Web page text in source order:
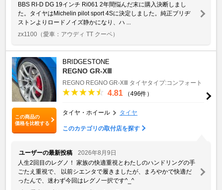
BBS RI-D DG 19インチ Ri061 2年間悩んだ末に購入決断しまし
た。タイヤはMichelin pilot sport 4Sに決定しました。純正ブリヂ
ストンよりロードノイズ静かになり、ハ ...
zx1100 （愛車：アウディ TT クーペ）
この商品の
価格を比較する
BRIDGESTONE
REGNO GR-XⅢ
REGNO REGNO GR-XⅢ タイヤタイプ:コンフォート
4.81 （496件）
タイヤ・ホイール タイヤ
このカテゴリの取付店を探す
ユーザーの最新投稿
2026年8月9日
人生2回目のレグノ！ 家族の快適重視とわたしのハンドリングの手
ごたえ重視で、 以前シエンタで履きましたが、まろやかで快適だ
ったんで、迷わず今回はレグノ一択です^_^